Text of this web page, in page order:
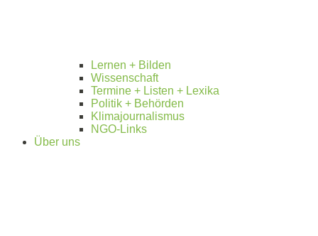
Lernen + Bilden
Wissenschaft
Termine + Listen + Lexika
Politik + Behörden
Klimajournalismus
NGO-Links
Über uns